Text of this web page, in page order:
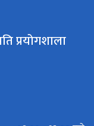
प्रयोगशाला